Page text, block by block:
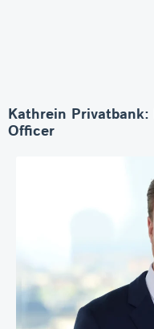
Kathrein
Officer